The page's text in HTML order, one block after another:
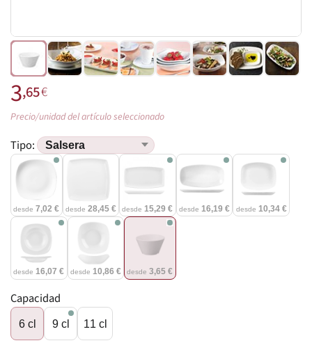
3,65€
Precio/unidad del artículo seleccionado
Tipo:
desde 7,02 € desde 28,45 € desde 15,29 € desde 16,19 € desde 10,34 €
desde16,07 € desde 10,86 € desde3,65 €
Capacidad
6 cl 9 cl 11 cl